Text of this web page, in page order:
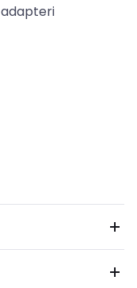
adapteri